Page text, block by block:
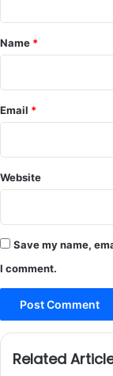
*
Name *
Email *
Website
Save my name,
I comment.
Related